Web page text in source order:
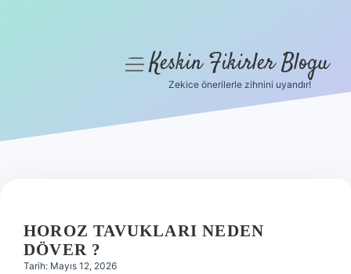
Hakkımızda
menüyüKeskin Fikirler Blogu
Zekice önerilerle zihnini uyandır!
HOROZ TAVUKLARI NEDEN
DÖVER ?
Tarih: Mayıs 12, 2026